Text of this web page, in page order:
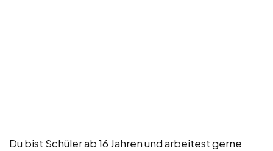
Du bist Schüler ab 16 Jahren und arbeitest gerne